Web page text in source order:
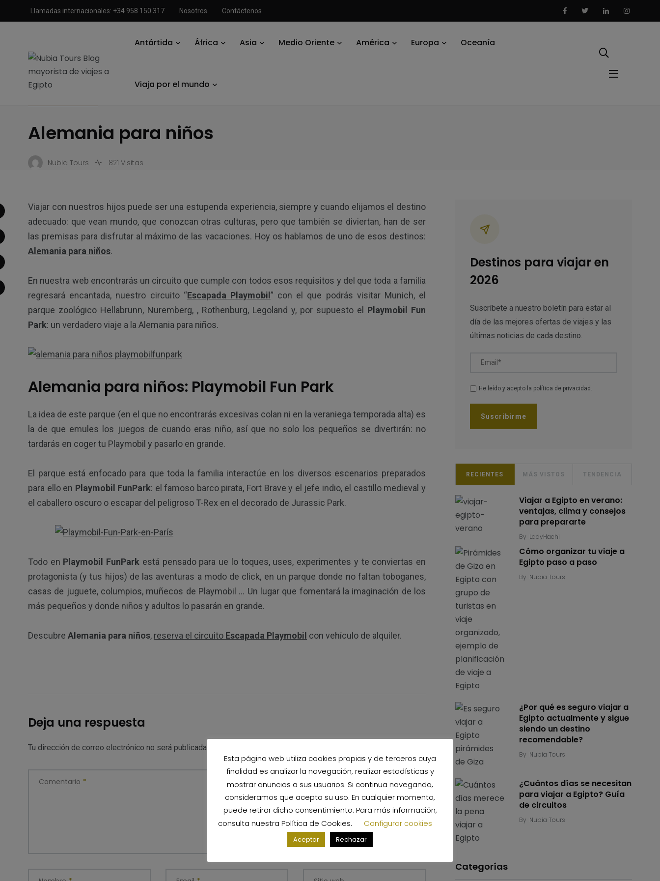
Llamadas internacionales: +34 958 150 317 Nosotros Contáctenos
Antártida África Asia Medio Oriente América Europa Oceanía
Viaja por el mundo
Alemania para niños
Nubia Tours 821 Visitas
Viajar con nuestros hijos puede ser una estupenda experiencia, siempre y cuando elijamos el destino
adecuado: que vean mundo, que conozcan otras culturas, pero que también se diviertan, han de ser
las premisas para disfrutar al máximo de las vacaciones. Hoy os hablamos de uno de esos destinos:
Alemania para niños.
En nuestra web encontrarás un circuito que cumple con todos esos requisitos y del que toda a familia
regresará encantada, nuestro circuito “Escapada Playmobil ” con el que podrás visitar Munich, el
parque zoológico Hellabrunn, Nuremberg, , Rothenburg, Legoland y, por supuesto el Playmobil Fun
Park: un verdadero viaje a la Alemania para niños.
Alemania para niños: Playmobil Fun Park
La idea de este parque (en el que no encontrarás excesivas colan ni en la veraniega temporada alta) es
la de que emules los juegos de cuando eras niño, así que no solo los pequeños se divertirán: no
tardarás en coger tu Playmobil y pasarlo en grande.
El parque está enfocado para que toda la familia interactúe en los diversos escenarios preparados
para ello en Playmobil FunPark: el famoso barco pirata, Fort Brave y el jefe indio, el castillo medieval y
el caballero oscuro o escapar del peligroso T-Rex en el decorado de Jurassic Park.
Todo en Playmobil FunPark está pensado para ue lo toques, uses, experimentes y te conviertas en
protagonista (y tus hijos) de las aventuras a modo de click, en un parque donde no faltan toboganes,
casas de juguete, columpios, muñecos de Playmobil … Un lugar que fomentará la imaginación de los
más pequeños y donde niños y adultos lo pasarán en grande.
Descubre Alemania para niños, reserva el circuito Escapada Playmobil con vehículo de alquiler.
Deja una respuesta
Tu dirección de correo electrónico no será publicada.
Comentario *
Destinos para viajar en
2026
Suscríbete a nuestro boletín para estar al
día de las mejores ofertas de viajes y las
últimas noticias de cada destino.
Email*
He leído y acepto la política de privacidad .
RECIENTES MÁS VISTOS TENDENCIA
Viajar a Egipto en verano:
ventajas, clima y consejos
para prepararte
By LadyHachi
Cómo organizar tu viaje a
Egipto paso a paso
By Nubia Tours
¿Por qué es seguro viajar a
Egipto actualmente y sigue
siendo un destino
recomendable?
By Nubia Tours
¿Cuántos días se necesitan
para viajar a Egipto? Guía
de circuitos
By Nubia Tours
Categorías
Esta página web utiliza cookies propias y de terceros cuya
finalidad es analizar la navegación, realizar estadísticas y
mostrar anuncios a sus usuarios. Si continua navegando,
consideramos que acepta su uso. En cualquier momento,
puede retirar dicho consentimiento. Para más información,
consulta nuestra Política de Cookies. Configurar cookies
Aceptar Rechazar